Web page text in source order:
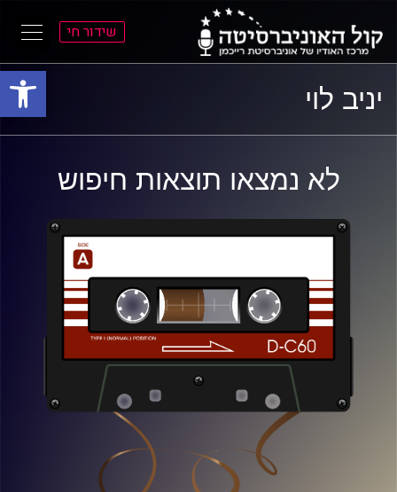
פתח
התפריט
הראשי
התוכן
הראשי
שידור חי
יניב לוי
לא נמצאו תוצאות חיפוש